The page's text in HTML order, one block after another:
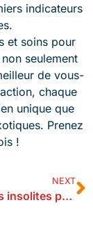
indicateurs
et soins pour
seulement
de vous-
chaque
unique que
Prenez
!
NEXT
Des astuces insolites pour dorloter vos animaux comme jamais